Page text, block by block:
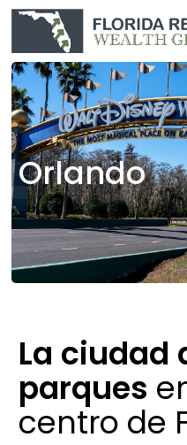
Orlando
La ciudad
parques
centro de